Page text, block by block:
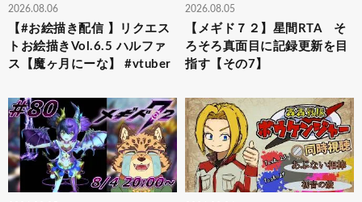
2026.08.06
【#お絵描き配信 】リクエス
トお絵描きVol.6.5 ハルファ
ス【魔ヶ月にーな】 #vtuber
2026.08.05
【メギド７２】星間RTA そ
ろそろ真面目に記録更新を目
指す【その7】